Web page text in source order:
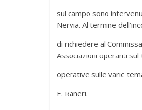
sul campo sono
Nervia. Al termine
di richiedere al
Associazioni operanti
operative sulle varie
E. Raneri.